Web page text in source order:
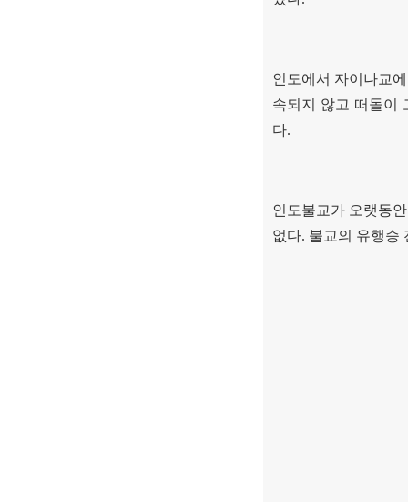
인도에서 자이나교
속되지 않고 떠돌이
다.
인도불교가 오랫동
없다. 불교의 유행승